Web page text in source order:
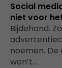
Social
niet voor
Bijdehand.
noemen. De
won’t…